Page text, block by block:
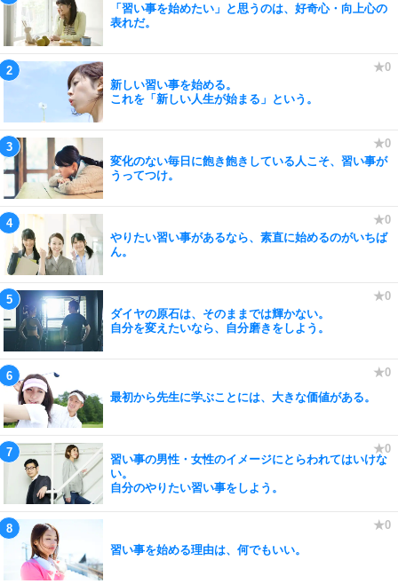
「習い事を始めたい」と思うのは、好奇心・向上心の
表れだ。
新しい習い事を始める。
これを「新しい人生が始まる」という。
変化のない毎日に飽き飽きしている人こそ、習い事が
うってつけ。
やりたい習い事があるなら、素直に始めるのがいちば
ん。
ダイヤの原石は、そのままでは輝かない。
自分を変えたいなら、自分磨きをしよう。
最初から先生に学ぶことには、大きな価値がある。
習い事の男性・女性のイメージにとらわれてはいけな
い。
自分のやりたい習い事をしよう。
習い事を始める理由は、何でもいい。